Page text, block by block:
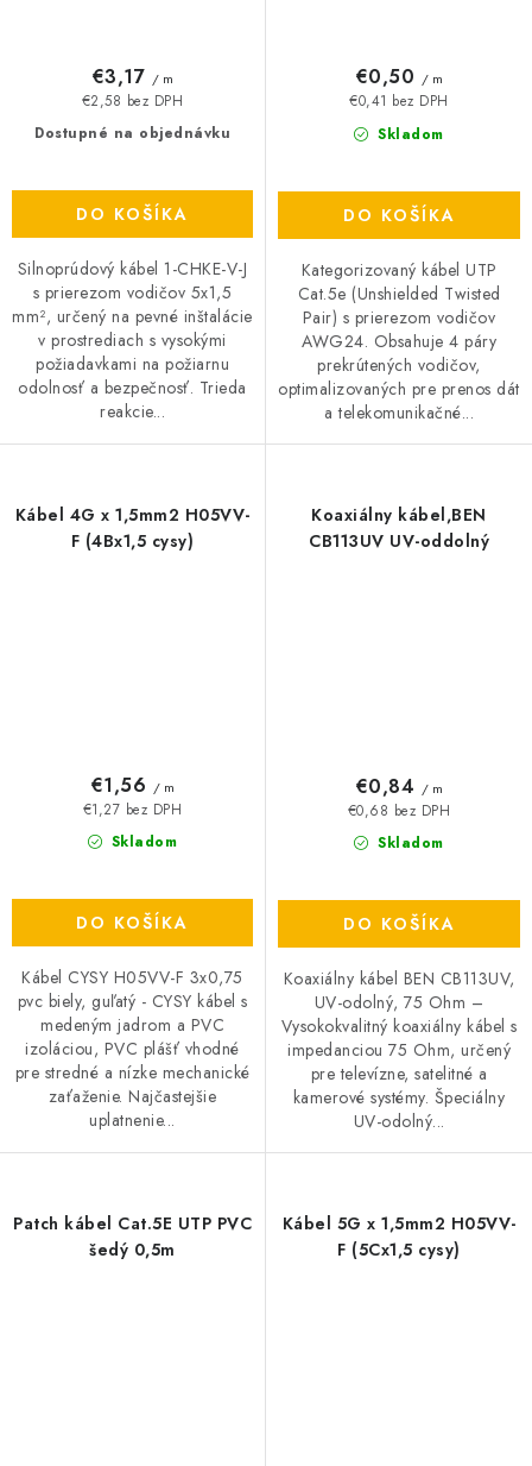
Dostupné na objednávku
€2,58 bez DPH
€3,17 / m
DO KOŠÍKA
Silnoprúdový kábel 1-CHKE-V-J
s prierezom vodičov 5x1,5
mm², určený na pevné inštalácie
v prostrediach s vysokými
požiadavkami na požiarnu
odolnosť a bezpečnosť. Trieda
reakcie...
Skladom
€0,41 bez DPH
€0,50 / m
DO KOŠÍKA
Kategorizovaný kábel UTP
Cat.5e (Unshielded Twisted
Pair) s prierezom vodičov
AWG24. Obsahuje 4 páry
prekrútených vodičov,
optimalizovaných pre prenos dát
a telekomunikačné...
Kábel 4G x 1,5mm2 H05VV-
F (4Bx1,5 cysy)
Skladom
€1,27 bez DPH
€1,56 / m
DO KOŠÍKA
Kábel CYSY H05VV-F 3x0,75
pvc biely, guľatý - CYSY kábel s
medeným jadrom a PVC
izoláciou, PVC plášť vhodné
pre stredné a nízke mechanické
zaťaženie. Najčastejšie
uplatnenie...
Koaxiálny kábel,BEN
CB113UV UV-oddolný
Skladom
€0,68 bez DPH
€0,84 / m
DO KOŠÍKA
Koaxiálny kábel BEN CB113UV,
UV-odolný, 75 Ohm –
Vysokokvalitný koaxiálny kábel s
impedanciou 75 Ohm, určený
pre televízne, satelitné a
kamerové systémy. Špeciálny
UV-odolný...
Patch kábel Cat.5E UTP PVC
šedý 0,5m
Kábel 5G x 1,5mm2 H05VV-
F (5Cx1,5 cysy)